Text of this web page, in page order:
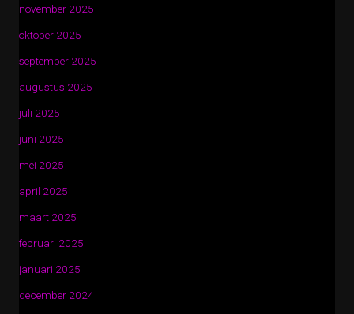
november 2025
oktober 2025
september 2025
augustus 2025
juli 2025
juni 2025
mei 2025
april 2025
maart 2025
februari 2025
januari 2025
december 2024